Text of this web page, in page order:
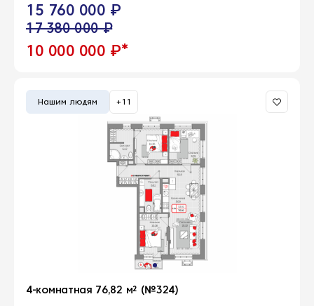
15 760 000 ₽
17 380 000 ₽
10 000 000 ₽*
Нашим людям +11
4-комнатная 76,82 м² (№324)